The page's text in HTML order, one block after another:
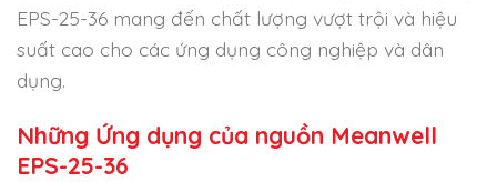
EPS-25-36 mang đến chất lượng vượt trội và hiệu
suất cao cho các ứng dụng công nghiệp và dân
dụng.
Những Ứng dụng của nguồn Meanwell
EPS-25-36